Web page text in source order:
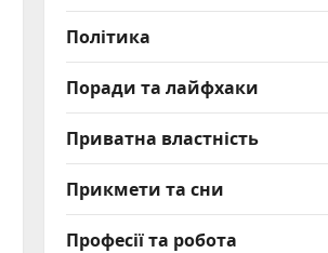
Політика
Поради та лайфхаки
Приватна властність
Прикмети та сни
Професії та робота